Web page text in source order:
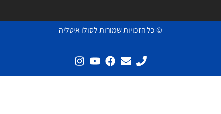
© כל הזכויות שמורות לסולו איטליה